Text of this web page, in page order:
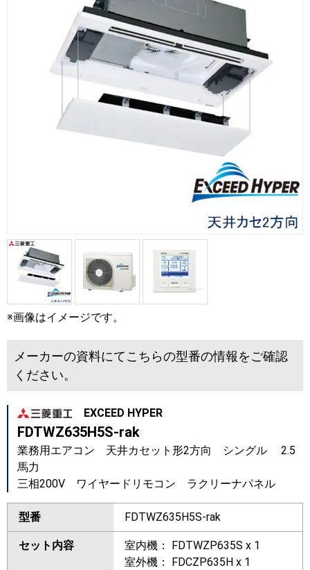
※画像はイメージです。
メーカーの資料にてこちらの型番の情報をご確認
ください。
EXCEED HYPER
FDTWZ635H5S-rak
業務用エアコン 天井カセット形2方向 シングル 2.5
馬力
三相200V ワイヤードリモコン ラクリーナパネル
型番 FDTWZ635H5S-rak
セット内容
室内機： FDTWZP635S x 1
室外機： FDCZP635H x 1